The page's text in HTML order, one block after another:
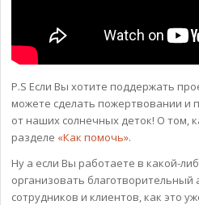
P.S Если Вы хотите поддержать
можете сделать пожертвовании и
от наших солнечных деток! О том,
разделе «Как помочь».
Ну а если Вы работаете в какой-
организовать благотворительный
сотрудников и клиентов, как это